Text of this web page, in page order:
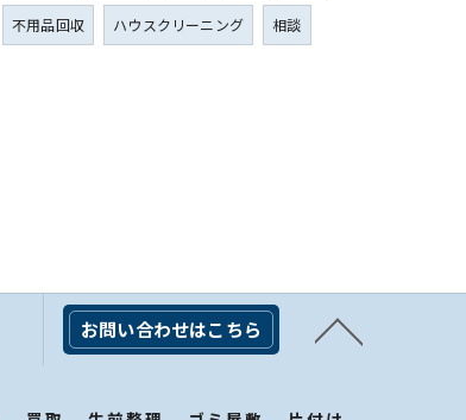
不用品回収 ハウスクリーニング 相談
お問い合わせはこちら